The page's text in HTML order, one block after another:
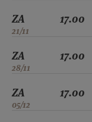
ZA
21/11
17.00
ZA
28/11
17.00
ZA
05/12
17.00